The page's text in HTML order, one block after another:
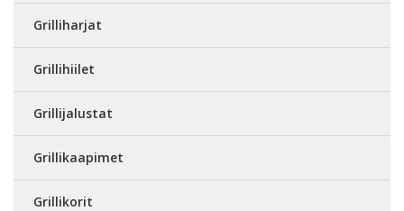
Grilliharjat
Grillihiilet
Grillijalustat
Grillikaapimet
Grillikorit